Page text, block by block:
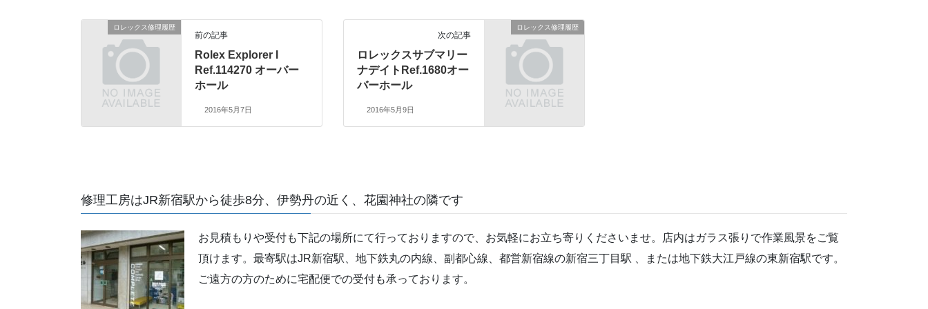
ロレックス修理履歴
前の記事
Rolex Explorer I
Ref.114270 オーバー
ホール
2016年5月7日
ロレックス修理履歴
次の記事
ロレックスサブマリー
ナデイトRef.1680オー
バーホール
2016年5月9日
修理工房はJR新宿駅から徒歩8分、伊勢丹の近く、花園神社の隣です
お見積もりや受付も下記の場所にて行っておりますので、お気軽にお立ち寄りくださいませ。店内はガラス張りで作業風景をご覧
頂けます。最寄駅はJR新宿駅、地下鉄丸の内線、副都心線、都営新宿線の新宿三丁目駅 、または地下鉄大江戸線の東新宿駅です。
ご遠方の方のために宅配便での受付も承っております。